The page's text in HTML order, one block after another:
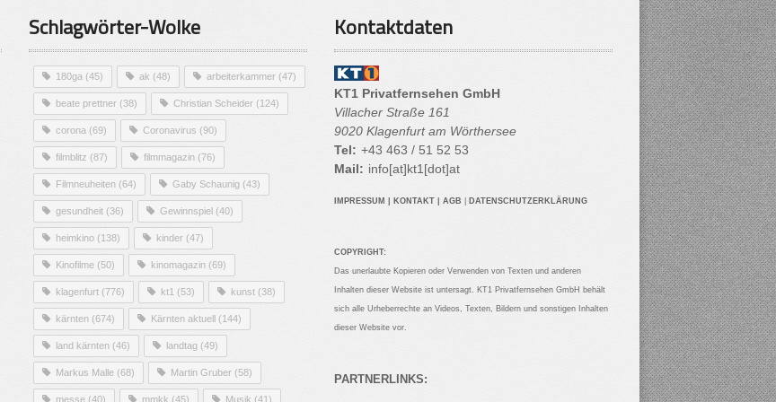
Schlagwörter-Wolke
180ga (45) ak (48) arbeiterkammer (47)
beate prettner (38) Christian Scheider (124)
corona (69) Coronavirus (90)
filmblitz (87) filmmagazin (76)
Filmneuheiten (64) Gaby Schaunig (43)
gesundheit (36) Gewinnspiel (40)
heimkino (138) kinder (47)
Kinofilme (50) kinomagazin (69)
klagenfurt (776) kt1 (53) kunst (38)
kärnten (674) Kärnten aktuell (144)
land kärnten (46) landtag (49)
Markus Malle (68) Martin Gruber (58)
messe (40) mmkk (45) Musik (41)
Kontaktdaten
KT1 Privatfernsehen GmbH
Villacher Straße 161
9020 Klagenfurt am Wörthersee
Tel: +43 463 / 51 52 53
Mail: info[at]kt1[dot]at
IMPRESSUM KONTAKT AGB DATENSCHUTZERKLÄRUNG
COPYRIGHT:
Das unerlaubte Kopieren oder Verwenden von Texten und anderen
Inhalten dieser Website ist untersagt. KT1 Privatfernsehen GmbH behält
sich alle Urheberrechte an Videos, Texten, Bildern und sonstigen Inhalten
dieser Website vor.
PARTNERLINKS: